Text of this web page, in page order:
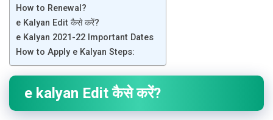
How to Renewal?
e Kalyan Edit कैसे करें?
e Kalyan 2021-22 Important Dates
How to Apply e Kalyan Steps:
e kalyan Edit कैसे करें?